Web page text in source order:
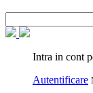
Intra in cont
Autentificare